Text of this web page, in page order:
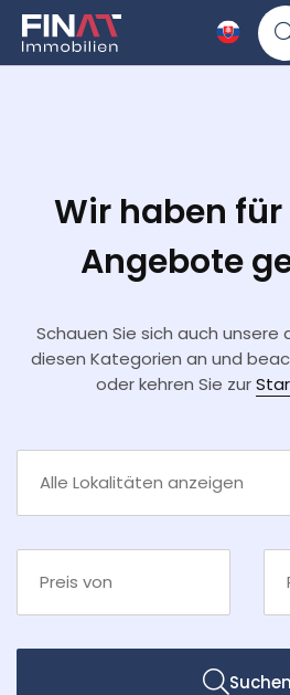
Wir haben für
Angebote
Schauen Sie sich auch
diesen Kategorien an und
oder kehren Sie zur
Suchen